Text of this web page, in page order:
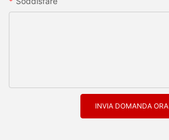
INVIA DOMANDA ORA